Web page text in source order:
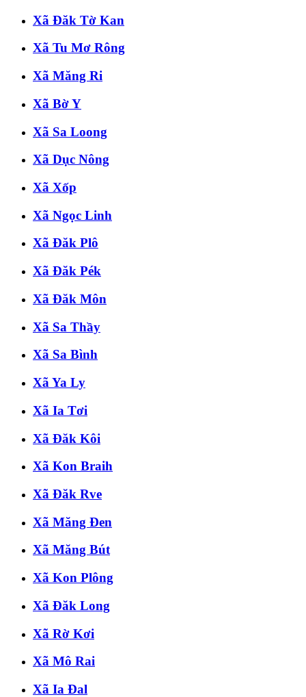
Xã Đăk Tờ Kan
Xã Tu Mơ Rông
Xã Măng Ri
Xã Bờ Y
Xã Sa Loong
Xã Dục Nông
Xã Xốp
Xã Ngọc Linh
Xã Đăk Plô
Xã Đăk Pék
Xã Đăk Môn
Xã Sa Thầy
Xã Sa Bình
Xã Ya Ly
Xã Ia Tơi
Xã Đăk Kôi
Xã Kon Braih
Xã Đăk Rve
Xã Măng Đen
Xã Măng Bút
Xã Kon Plông
Xã Đăk Long
Xã Rờ Kơi
Xã Mô Rai
Xã Ia Đal